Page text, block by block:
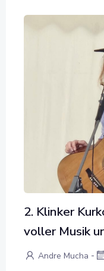
2. Klinker
voller Musik
Andre Mucha -